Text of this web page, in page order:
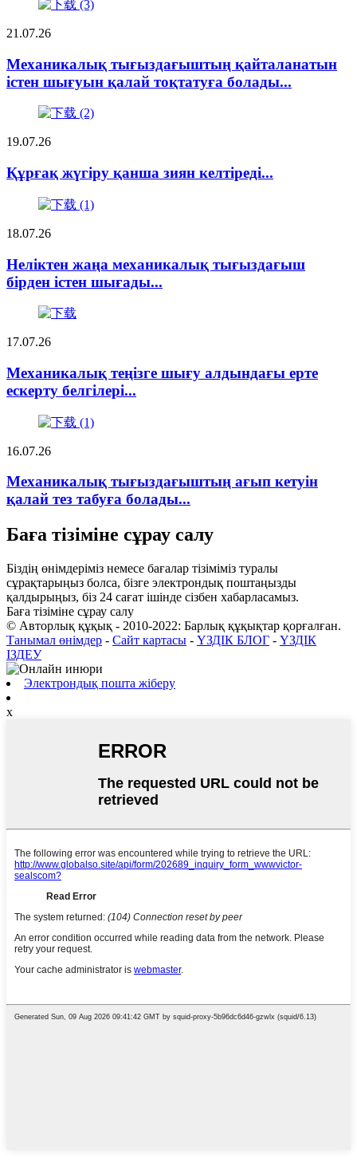
21.07.26
Механикалық тығыздағыштың қайталанатын
істен шығуын қалай тоқтатуға болады...
19.07.26
Құрғақ жүгіру қанша зиян келтіреді...
18.07.26
Неліктен жаңа механикалық тығыздағыш
бірден істен шығады...
17.07.26
Механикалық теңізге шығу алдындағы ерте
ескерту белгілері...
16.07.26
Механикалық тығыздағыштың ағып кетуін
қалай тез табуға болады...
Баға тізіміне сұрау салу
Біздің өнімдеріміз немесе бағалар тізіміміз туралы
сұрақтарыңыз болса, бізге электрондық поштаңызды
қалдырыңыз, біз 24 сағат ішінде сізбен хабарласамыз.
Баға тізіміне сұрау салу
© Авторлық құқық - 2010-2022: Барлық құқықтар қорғалған.
Танымал өнімдер - Сайт картасы - ҮЗДІК БЛОГ - ҮЗДІК
ІЗДЕУ
Электрондық пошта жіберу
x